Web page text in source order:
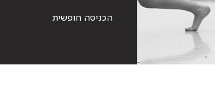
הכניסה חופשית